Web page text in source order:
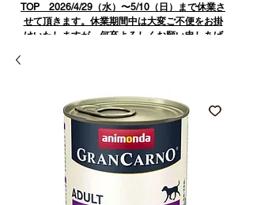
TOP ​ 2026/4/29（水）〜5/10（日）まで休業さ
せて頂きます。休業期間中は大変ご不便をお掛
けいたしますが、何卒よろしくお願い申しあげ